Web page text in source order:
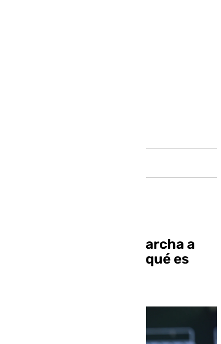
El Antequera CF se marcha a
Ibiza a demostrar porqué es